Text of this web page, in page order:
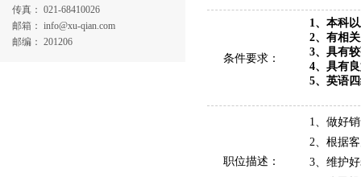
传真： 021-68410026
邮箱： info@xu-qian.com
邮编： 201206
条件要求：
1、本科
2、有相
3、具有
4、具有
5、英语
职位描述：
1、做好
2、根据
3、维护